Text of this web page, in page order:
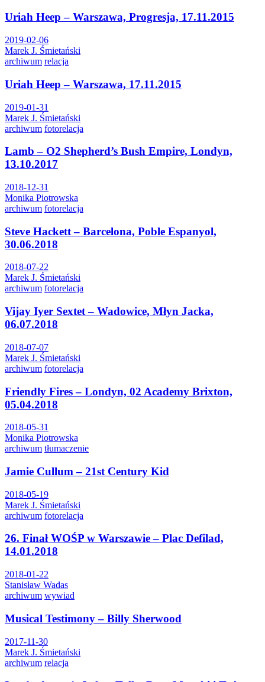
Uriah Heep – Warszawa, Progresja, 17.11.2015
2019-02-06
Marek J. Śmietański
archiwum relacja
Uriah Heep – Warszawa, 17.11.2015
2019-01-31
Marek J. Śmietański
archiwum fotorelacja
Lamb – O2 Shepherd’s Bush Empire, Londyn,
13.10.2017
2018-12-31
Monika Piotrowska
archiwum fotorelacja
Steve Hackett – Barcelona, Poble Espanyol,
30.06.2018
2018-07-22
Marek J. Śmietański
archiwum fotorelacja
Vijay Iyer Sextet – Wadowice, Młyn Jacka,
06.07.2018
2018-07-07
Marek J. Śmietański
archiwum fotorelacja
Friendly Fires – Londyn, 02 Academy Brixton,
05.04.2018
2018-05-31
Monika Piotrowska
archiwum tłumaczenie
Jamie Cullum – 21st Century Kid
2018-05-19
Marek J. Śmietański
archiwum fotorelacja
26. Finał WOŚP w Warszawie – Plac Defilad,
14.01.2018
2018-01-22
Stanisław Wadas
archiwum wywiad
Musical Testimony – Billy Sherwood
2017-11-30
Marek J. Śmietański
archiwum relacja